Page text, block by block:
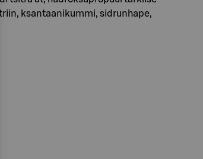
ksantaanikummi, sidrunhape,